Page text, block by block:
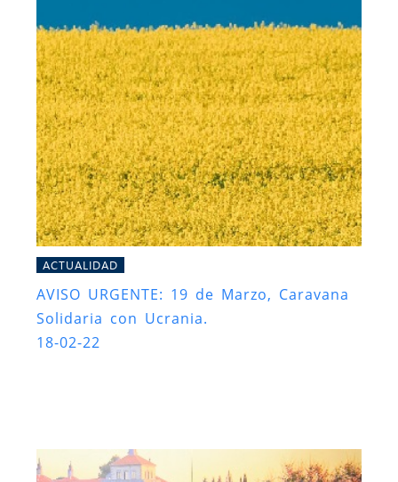
ACTUALIDAD
AVISO URGENTE: 19 de Marzo, Caravana
Solidaria con Ucrania.
18-02-22